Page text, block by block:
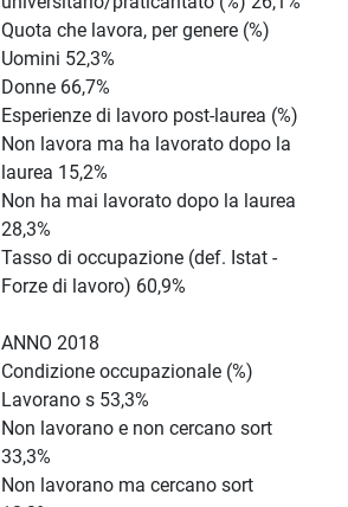
Quota che lavora, per genere (%)
Uomini 52,3%
Donne 66,7%
Esperienze di lavoro post-laurea (%)
Non lavora ma ha lavorato dopo la
laurea 15,2%
Non ha mai lavorato dopo la laurea
28,3%
Tasso di occupazione (def. Istat -
Forze di lavoro) 60,9%
ANNO 2018
Condizione occupazionale (%)
Lavorano s 53,3%
Non lavorano e non cercano sort
33,3%
Non lavorano ma cercano sort